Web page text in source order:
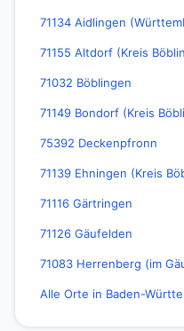
71134 Aidlingen
71155 Altdorf (Kreis
71032 Böblingen
71149 Bondorf (Kreis
75392 Deckenpfronn
71139 Ehningen (Kreis
71116 Gärtringen
71126 Gäufelden
71083 Herrenberg (im
Alle Orte in Baden-